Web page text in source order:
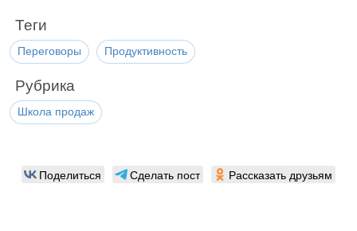
Теги
Переговоры Продуктивность
Рубрика
Школа продаж
Поделиться Сделать пост Рассказать друзьям